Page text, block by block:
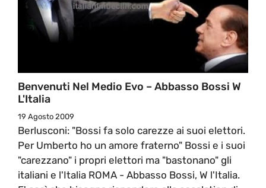
Benvenuti Nel Medio Evo – Abbasso Bossi W
L'Italia
19 Agosto 2009
Berlusconi: "Bossi fa solo carezze ai suoi elettori.
Per Umberto ho un amore fraterno" Bossi e i suoi
"carezzano" i propri elettori ma "bastonano" gli
italiani e l'Italia ROMA - Abbasso Bossi, W l'Italia.